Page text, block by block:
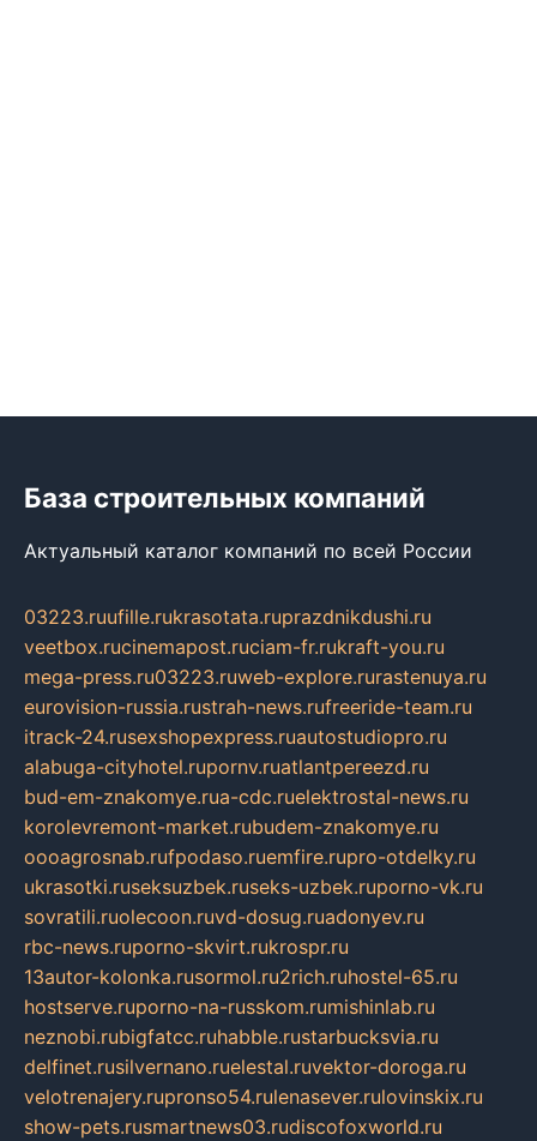
База строительных компаний
Актуальный каталог компаний по всей России
03223.ruufille.rukrasotata.ruprazdnikdushi.ru
veetbox.rucinemapost.ruciam-fr.rukraft-you.ru
mega-press.ru03223.ruweb-explore.rurastenuya.ru
eurovision-russia.rustrah-news.rufreeride-team.ru
itrack-24.rusexshopexpress.ruautostudiopro.ru
alabuga-cityhotel.rupornv.ruatlantpereezd.ru
bud-em-znakomye.rua-cdc.ruelektrostal-news.ru
korolevremont-market.rubudem-znakomye.ru
oooagrosnab.rufpodaso.ruemfire.rupro-otdelky.ru
ukrasotki.ruseksuzbek.ruseks-uzbek.ruporno-vk.ru
sovratili.ruolecoon.ruvd-dosug.ruadonyev.ru
rbc-news.ruporno-skvirt.rukrospr.ru
13autor-kolonka.rusormol.ru2rich.ruhostel-65.ru
hostserve.ruporno-na-russkom.rumishinlab.ru
neznobi.rubigfatcc.ruhabble.rustarbucksvia.ru
delfinet.rusilvernano.ruelestal.ruvektor-doroga.ru
velotrenajery.rupronso54.rulenasever.rulovinskix.ru
show-pets.rusmartnews03.rudiscofoxworld.ru